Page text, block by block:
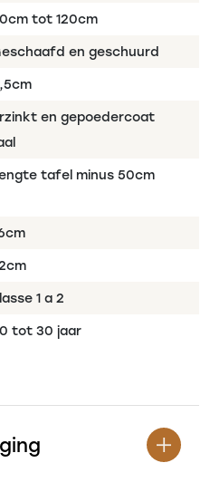
tot 120cm
en geschuurd
en gepoedercoat
tafel minus 50cm
1 a 2
tot 30 jaar